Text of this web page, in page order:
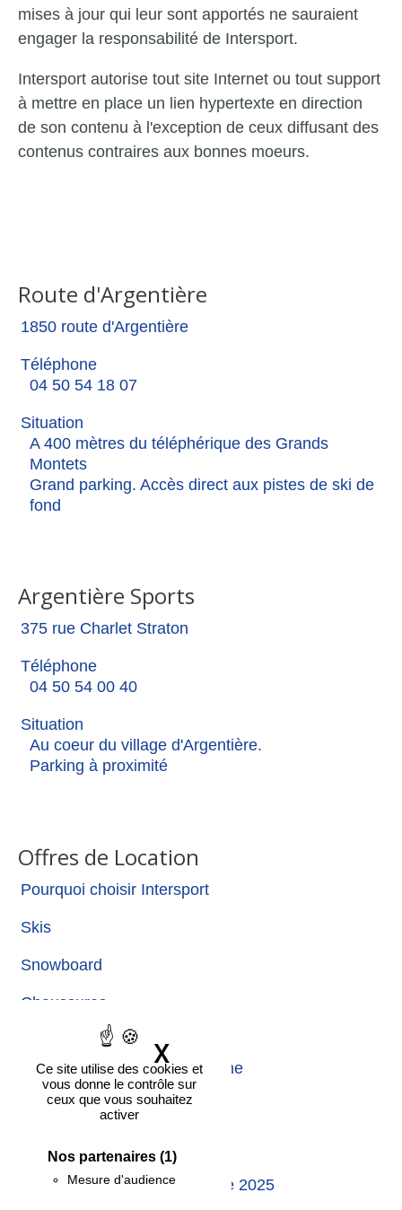
Ce site utilise des cookies et
vous donne le contrôle sur
ceux que vous souhaitez
activer
Nos partenaires (1)
Mesure d'audience
XMasquer le
mises à jour qui leur sont apportés ne sauraient
engager la responsabilité de Intersport.
Intersport autorise tout site Internet ou tout support
à mettre en place un lien hypertexte en direction
de son contenu à l'exception de ceux diffusant des
contenus contraires aux bonnes moeurs.
Route d'Argentière
1850 route d'Argentière
Téléphone
04 50 54 18 07
Situation
A 400 mètres du téléphérique des Grands
Montets
Grand parking. Accès direct aux pistes de ski de
fond
Argentière Sports
375 rue Charlet Straton
Téléphone
04 50 54 00 40
Situation
Au coeur du village d'Argentière.
Parking à proximité
Offres de Location
Pourquoi choisir Intersport
Skis
Snowboard
Chaussures
Moyens de paiement en ligne
Offres de Location